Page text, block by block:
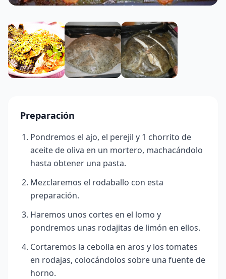
Preparación
Pondremos el ajo, el perejil y 1 chorrito de
aceite de oliva en un mortero, machacándolo
hasta obtener una pasta.
Mezclaremos el rodaballo con esta
preparación.
Haremos unos cortes en el lomo y
pondremos unas rodajitas de limón en ellos.
Cortaremos la cebolla en aros y los tomates
en rodajas, colocándolos sobre una fuente de
horno.